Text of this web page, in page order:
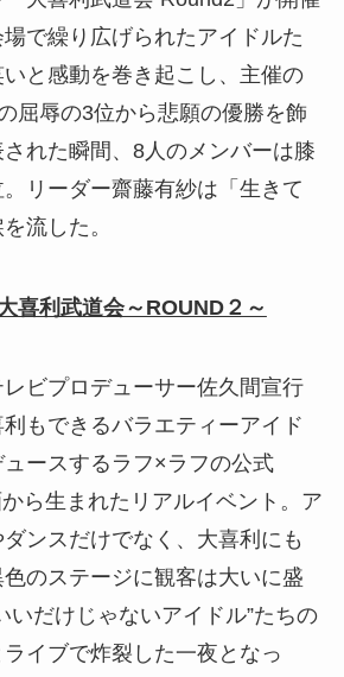
で繰り広げられたアイドルた
と感動を巻き起こし、主催の
屈辱の3位から悲願の優勝を飾
れた瞬間、8人のメンバーは膝
リーダー齋藤有紗は「生きて
流した。
喜利武道会～ROUND２～
ビプロデューサー佐久間宣行
もできるバラエティーアイド
ースするラフ×ラフの公式
ら生まれたリアルイベント。ア
ンスだけでなく、大喜利にも
のステージに観客は大いに盛
いだけじゃないアイドル”たちの
イブで炸裂した一夜となっ